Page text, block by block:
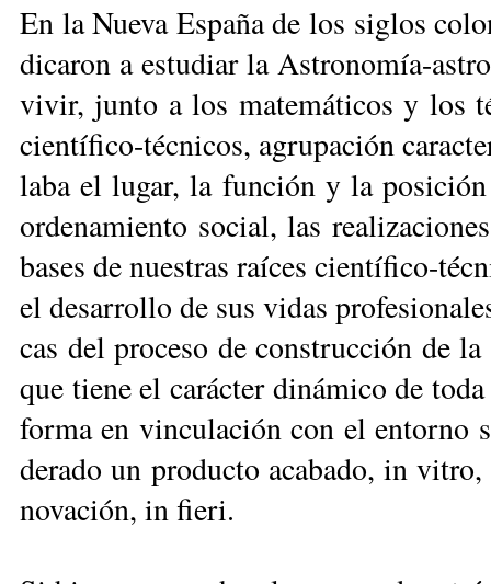
En la Nue­va Es­pa­ña de los si­glos
di­ca­ron a es­tu­diar la As­tro­no­mía-
vi­vir, jun­to a los ma­te­má­ti­cos y los
cien­tí­fi­co-téc­ni­cos, agru­pa­ción
la­ba el lu­gar, la fun­ción y la
or­de­na­mien­to so­cial, las
ba­ses de nues­tras raí­ces cien­tí­fi­co-
el de­sa­rro­llo de sus vi­das
cas del pro­ce­so de cons­truc­ción de
que tie­ne el ca­rác­ter di­ná­mico de
for­ma en vin­cu­la­ción con el en­tor­no
de­ra­do un pro­duc­to aca­ba­do, in
no­va­ción, in fieri.